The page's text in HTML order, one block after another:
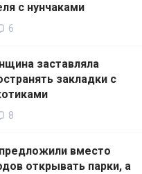
с нунчаками
6
заставляла
закладки с
8
вместо
открывать парки, а